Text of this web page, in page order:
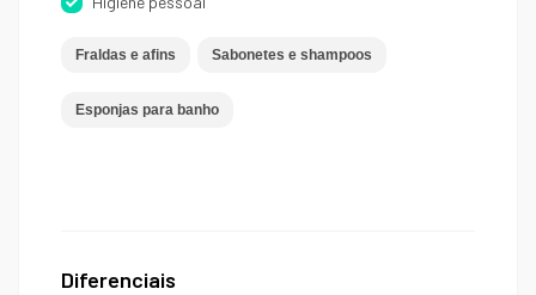
Fraldas e afins Sabonetes e shampoos
Esponjas para banho
Diferenciais